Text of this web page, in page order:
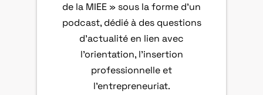
de la MIEE » sous la forme d’un
podcast, dédié à des questions
d’actualité en lien avec
l’orientation, l’insertion
professionnelle et
l’entrepreneuriat.